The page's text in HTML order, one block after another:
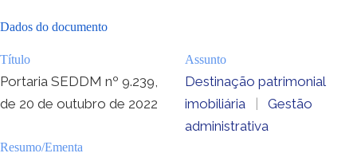
Dados do documento
Título
Portaria SEDDM nº 9.239,
de 20 de outubro de 2022
Resumo/Ementa
Assunto
Destinação patrimonial
imobiliária
|
Gestão
administrativa